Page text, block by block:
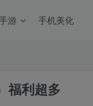
游 手机美化
福利超多